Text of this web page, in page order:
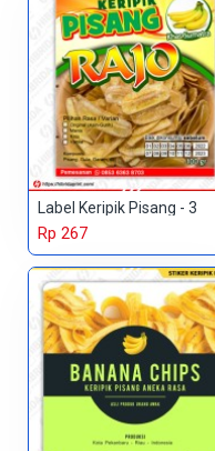
Label Keripik Pisang - 3
Rp 267